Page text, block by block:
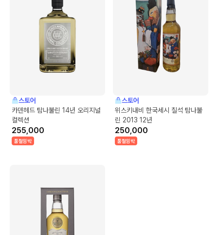
스토어
카덴헤드 탐나불린 14년 오리지널
컬렉션
255,000
품절임박
스토어
위스키내비 한국세시 칠석 탐나불
린 2013 12년
250,000
품절임박